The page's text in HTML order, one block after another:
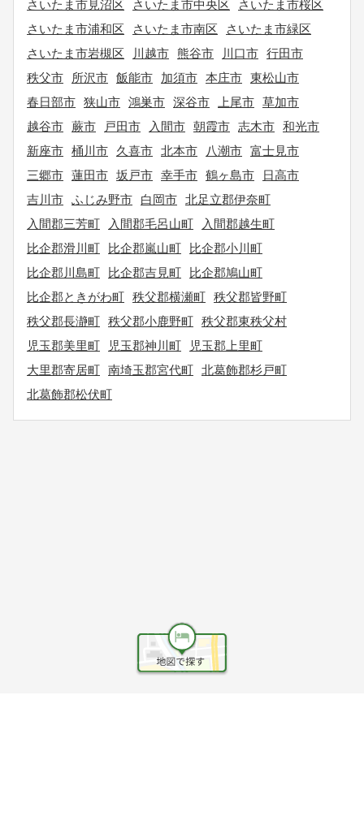
さいたま市見沼区
さいたま市中央区
さいたま市桜区
さいたま市浦和区
さいたま市南区
さいたま市緑区
さいたま市岩槻区
川越市 熊谷市 川口市 行田市
秩父市
所沢市 飯能市 加須市 本庄市 東松山市
春日部市 狭山市 鴻巣市 深谷市 上尾市 草加市
越谷市 蕨市 戸田市 入間市 朝霞市 志木市 和光市
新座市 桶川市 久喜市 北本市 八潮市 富士見市
三郷市 蓮田市 坂戸市 幸手市 鶴ヶ島市
日高市
吉川市 ふじみ野市 白岡市 北足立郡伊奈町
入間郡三芳町
入間郡毛呂山町
入間郡越生町
比企郡滑川町
比企郡嵐山町
比企郡小川町
比企郡川島町
比企郡吉見町
比企郡鳩山町
比企郡ときがわ町 秩父郡横瀬町 秩父郡皆野町
秩父郡長瀞町 秩父郡小鹿野町 秩父郡東秩父村
児玉郡美里町
児玉郡神川町
児玉郡上里町
大里郡寄居町 南埼玉郡宮代町 北葛飾郡杉戸町
北葛飾郡松伏町